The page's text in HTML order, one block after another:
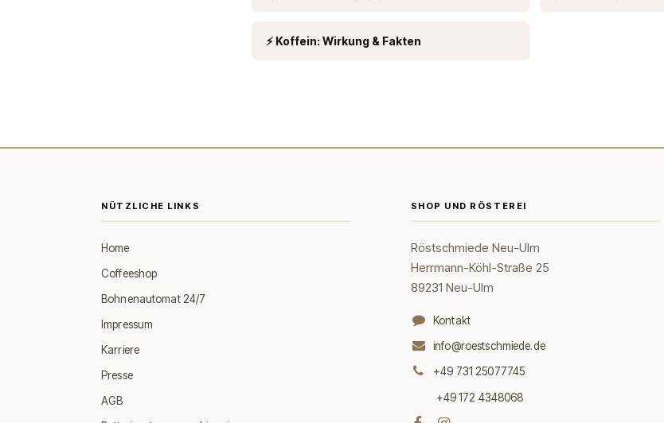
⚡ Koffein: Wirkung & Fakten
NÜTZLICHE LINKS
Home
Coffeeshop
Bohnenautomat 24/7
Impressum
Karriere
Presse
AGB
SHOP UND RÖSTEREI
Röstschmiede Neu-Ulm
Herrmann-Köhl-Straße 25
89231 Neu-Ulm
Kontakt
info@roestschmiede.de
+49 731 25077745
+49 172 4348068